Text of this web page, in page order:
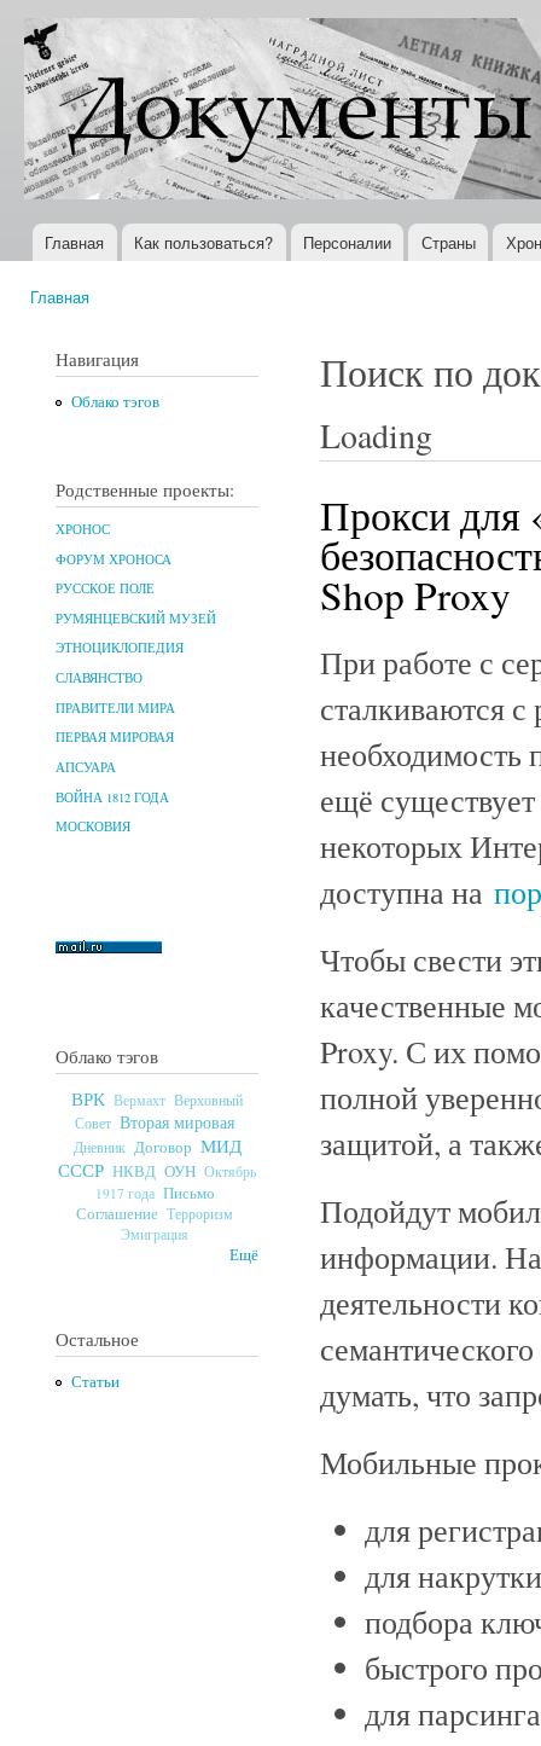
Документы
XX века
Всемирная
история в
Интернете
Главное меню
Главная Как пользоваться? Персоналии Страны
Главная
Навигация
Облако тэгов
Родственные проекты:
ХРОНОС
ФОРУМ ХРОНОСА
РУССКОЕ ПОЛЕ
РУМЯНЦЕВСКИЙ МУЗЕЙ
ЭТНОЦИКЛОПЕДИЯ
СЛАВЯНСТВО
ПРАВИТЕЛИ МИРА
ПЕРВАЯ МИРОВАЯ
АПСУАРА
ВОЙНА 1812 ГОДА
МОСКОВИЯ
Облако тэгов
ВРК Вермахт Верховный
Совет Вторая мировая
Дневник Договор МИД
СССР НКВД ОУН Октябрь
1917 года Письмо
Соглашение Терроризм
Эмиграция
Ещё
Остальное
Статьи
Поиск по
Loading
Прокси для
Shop Proxy
При работе с
сталкиваются
необходимость
ещё
некоторых
доступна на
Чтобы свести
качественные
Proxy. С их
полной
защитой, а
Подойдут
информации.
деятельности
думать, что
Мобильные
для
для
подбора
быстрого
для